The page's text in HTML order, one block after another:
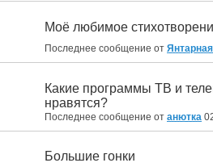
Моё любимое
Последнее сообщение от
Какие программы ТВ и
нравятся?
Последнее сообщение от анютка
Большие гонки